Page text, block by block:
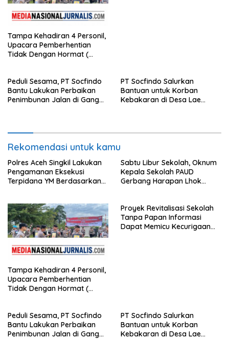
Tampa Kehadiran 4 Personil,
Upacara Pemberhentian
Tidak Dengan Hormat (
Peduli Sesama, PT Socfindo
Bantu Lakukan Perbaikan
Penimbunan Jalan di Gang
PT Socfindo Salurkan
Bantuan untuk Korban
Kebakaran di Desa Lae
Rekomendasi untuk kamu
Polres Aceh Singkil Lakukan
Pengamanan Eksekusi
Terpidana YM Berdasarkan
Sabtu Libur Sekolah, Oknum
Kepala Sekolah PAUD
Gerbang Harapan Lhok
Terhadap Wartawan Diminta
APH Lidik Anggaran
Tampa Kehadiran 4 Personil,
Upacara Pemberhentian
Tidak Dengan Hormat (
Proyek Revitalisasi Sekolah
Tanpa Papan Informasi
Dapat Memicu Kecurigaan
Peduli Sesama, PT Socfindo
Bantu Lakukan Perbaikan
Penimbunan Jalan di Gang
PT Socfindo Salurkan
Bantuan untuk Korban
Kebakaran di Desa Lae